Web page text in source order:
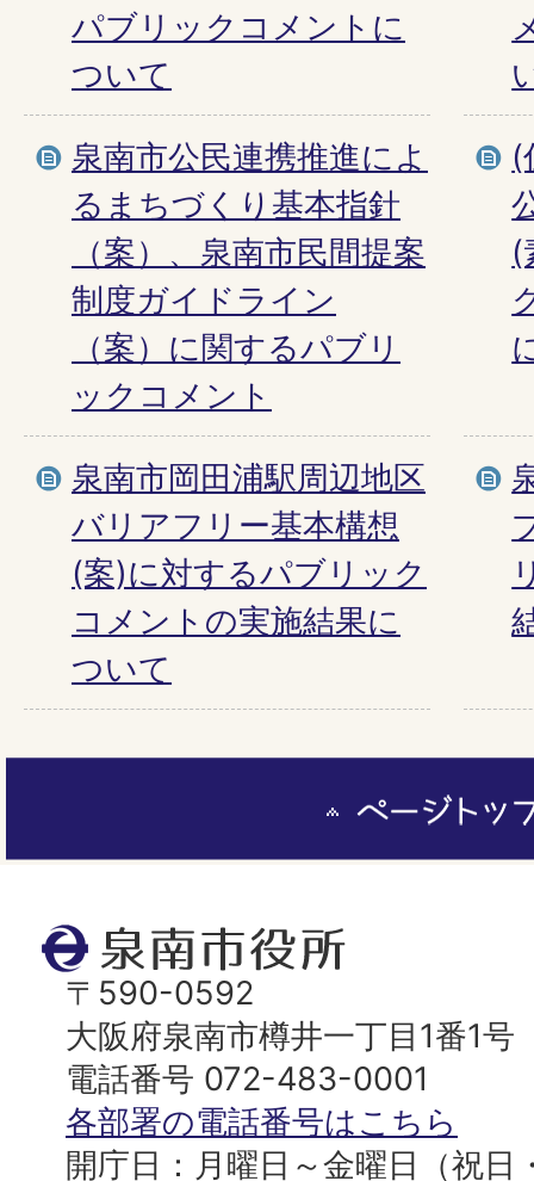
パブリックコメントに
ついて
泉南市公民連携推進によ
るまちづくり基本指針
（案）、泉南市民間提案
制度ガイドライン
（案）に関するパブリ
ックコメント
(
(
泉南市岡田浦駅周辺地区
バリアフリー基本構想
(案)に対するパブリック
コメントの実施結果に
ついて
泉
南
市
役
所
〒590-0592
大阪府泉南市樽井一丁目1番1号
電話番号 072-483-0001
各部署の電話番号はこちら
開庁日：月曜日～金曜日（祝日